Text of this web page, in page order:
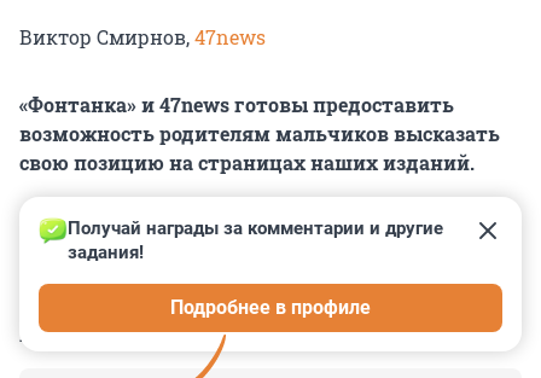
Виктор Смирнов,47news
«Фонтанка» и 47news готовы предоставить
возможность родителям мальчиков высказать
свою позицию на страницах наших изданий.
КОММЕНТАРИИ 191
Получай награды за комментарии и другие
задания!
Подробнее в профиле